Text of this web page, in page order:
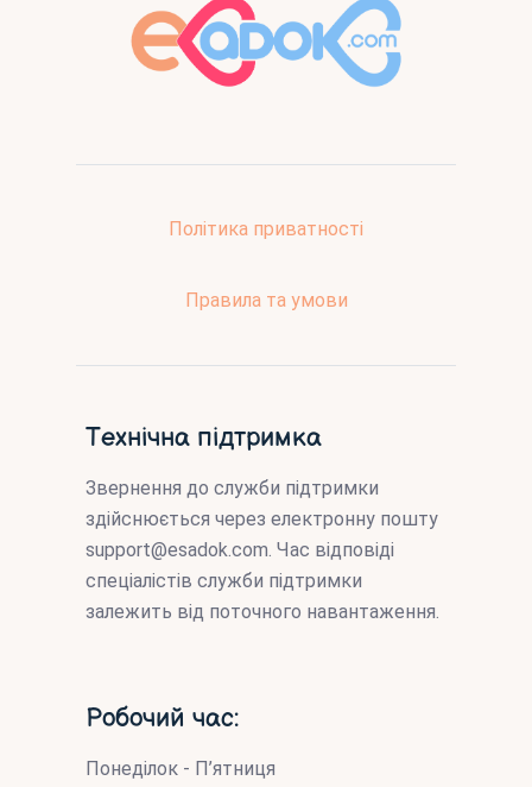
Політика приватності
Правила та умови
Технічна підтримка
Звернення до служби підтримки
здійснюється через електронну пошту
support@esadok.com. Час відповіді
спеціалістів служби підтримки
залежить від поточного навантаження.
Робочий час:
Понеділок - П’ятниця